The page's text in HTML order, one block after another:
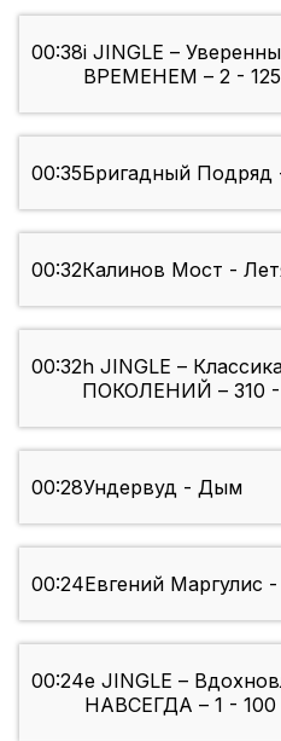
00:38i JINGLE –
ВРЕМЕНЕМ – 2 - 125
00:35Бригадный
00:32Калинов Мост -
00:32h JINGLE –
ПОКОЛЕНИЙ – 310 -
00:28Ундервуд - Дым
00:24Евгений Маргулис
00:24e JINGLE –
НАВСЕГДА – 1 - 100